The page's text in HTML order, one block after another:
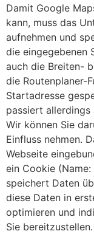
Damit Google
kann, muss das
aufnehmen und
die eingegebenen
auch die Breiten-
die Routenplaner-
Startadresse
passiert allerdings
Wir können Sie
Einfluss nehmen.
Webseite
ein Cookie
speichert Daten
diese Daten in
optimieren und
Sie bereitzustellen.